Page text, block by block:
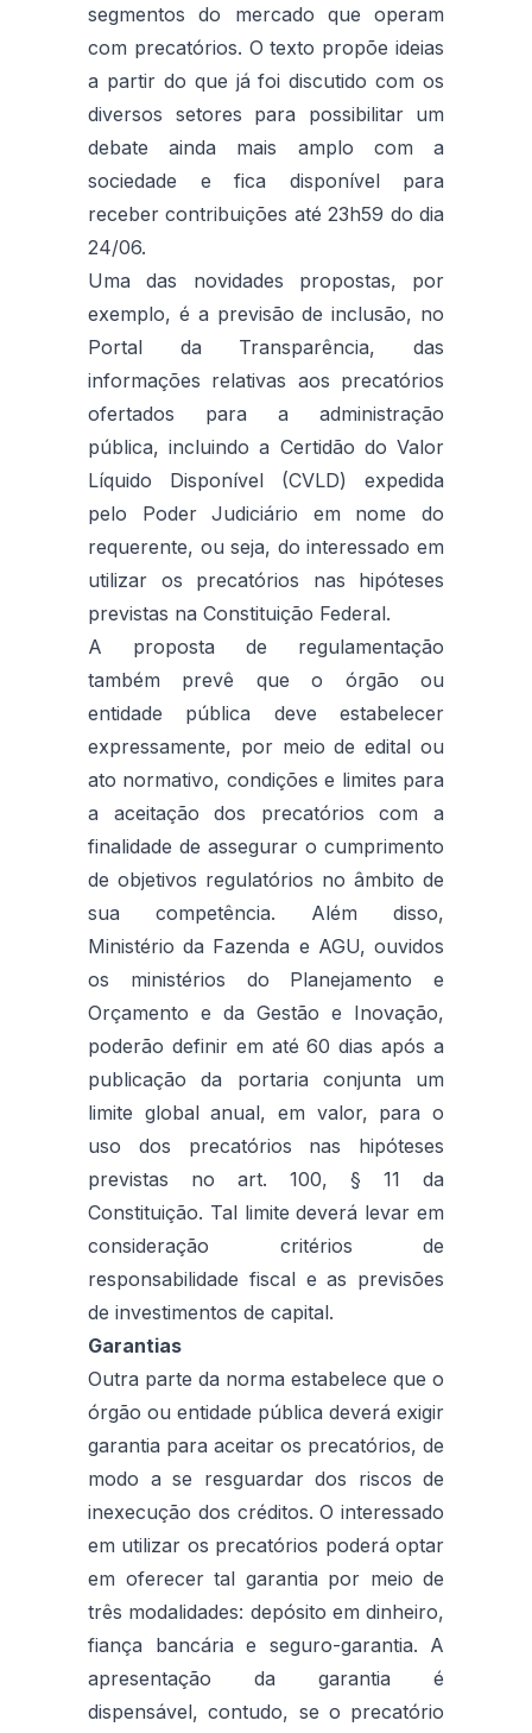
segmentos do mercado que operam
com precatórios. O texto propõe ideias
a partir do que já foi discutido com os
diversos setores para possibilitar um
debate ainda mais amplo com a
sociedade e fica disponível para
receber contribuições até 23h59 do dia
24/06.
Uma das novidades propostas, por
exemplo, é a previsão de inclusão, no
Portal da Transparência, das
informações relativas aos precatórios
ofertados para a administração
pública, incluindo a Certidão do Valor
Líquido Disponível (CVLD) expedida
pelo Poder Judiciário em nome do
requerente, ou seja, do interessado em
utilizar os precatórios nas hipóteses
previstas na Constituição Federal.
A proposta de regulamentação
também prevê que o órgão ou
entidade pública deve estabelecer
expressamente, por meio de edital ou
ato normativo, condições e limites para
a aceitação dos precatórios com a
finalidade de assegurar o cumprimento
de objetivos regulatórios no âmbito de
sua competência. Além disso,
Ministério da Fazenda e AGU, ouvidos
os ministérios do Planejamento e
Orçamento e da Gestão e Inovação,
poderão definir em até 60 dias após a
publicação da portaria conjunta um
limite global anual, em valor, para o
uso dos precatórios nas hipóteses
previstas no art. 100, § 11 da
Constituição. Tal limite deverá levar em
consideração critérios de
responsabilidade fiscal e as previsões
de investimentos de capital.
Garantias
Outra parte da norma estabelece que o
órgão ou entidade pública deverá exigir
garantia para aceitar os precatórios, de
modo a se resguardar dos riscos de
inexecução dos créditos. O interessado
em utilizar os precatórios poderá optar
em oferecer tal garantia por meio de
três modalidades: depósito em dinheiro,
fiança bancária e seguro-garantia. A
apresentação da garantia é
dispensável, contudo, se o precatório